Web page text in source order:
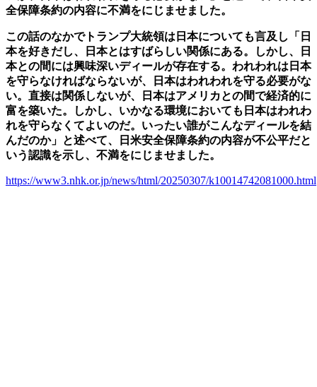
全保障条約の内容に不満をにじませました。
この話のなかでトランプ大統領は日本についても言及し「日
本を好きだし、日本とはすばらしい関係にある。しかし、日
本との間には興味深いディールが存在する。われわれは日本
を守らなければならないが、日本はわれわれを守る必要がな
い。直接は関係しないが、日本はアメリカとの間で経済的に
富を築いた。しかし、いかなる環境においても日本はわれわ
れを守らなくてよいのだ。いったい誰がこんなディールを結
んだのか」と述べて、日米安全保障条約の内容が不公平だと
いう認識を示し、不満をにじませました。
https://www3.nhk.or.jp/news/html/20250307/k10014742081000.html